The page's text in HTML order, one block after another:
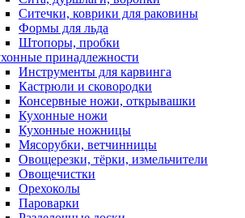
Ситечки, коврики для раковины
Формы для льда
Штопоры, пробки
принадлежности
Инструменты для карвинга
Кастрюли и сковородки
Консервные ножи, открывашки
Кухонные ножи
Кухонные ножницы
Мясорубки, ветчинницы
Овощерезки, тёрки, измельчители
Овощечистки
Орехоколы
Пароварки